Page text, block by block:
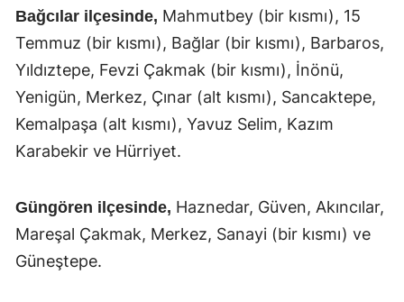
Bağcılar ilçesinde, Mahmutbey (bir kısmı), 15
Temmuz (bir kısmı), Bağlar (bir kısmı), Barbaros,
Yıldıztepe, Fevzi Çakmak (bir kısmı), İnönü,
Yenigün, Merkez, Çınar (alt kısmı), Sancaktepe,
Kemalpaşa (alt kısmı), Yavuz Selim, Kazım
Karabekir ve Hürriyet.
Güngören ilçesinde, Haznedar, Güven, Akıncılar,
Mareşal Çakmak, Merkez, Sanayi (bir kısmı) ve
Güneştepe.